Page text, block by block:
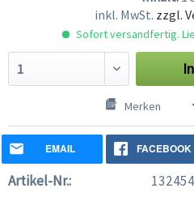
inkl. MwSt. zzgl.
Sofort versandfertig.
Merken
EMAIL FACEBOOK
Artikel-Nr.: 132454